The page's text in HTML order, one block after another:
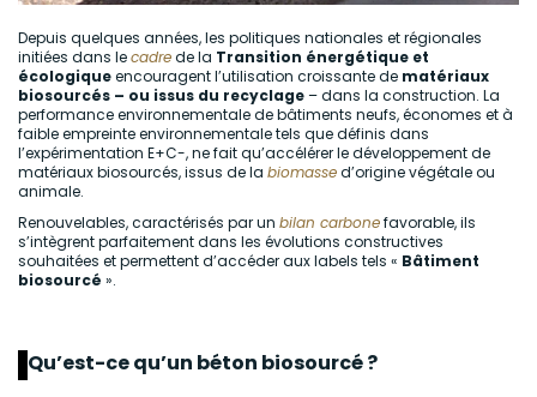
Depuis quelques années, les politiques nationales et régionales
initiées dans lecadrede la Transition énergétique et
écologiqueencouragent l’utilisation croissante de matériaux
biosourcés – ou issus du recyclage – dans la construction. La
performance environnementale de bâtiments neufs, économes et à
faible empreinte environnementale tels que définis dans
l’expérimentation E+C-, ne fait qu’accélérer le développement de
matériaux biosourcés, issus de la biomassed’origine végétale ou
animale.
Renouvelables, caractérisés par un bilan carbonefavorable, ils
s’intègrent parfaitement dans les évolutions constructives
souhaitées et permettent d’accéder aux labels tels « Bâtiment
biosourcé ».
Qu’est-ce qu’un béton biosourcé ?